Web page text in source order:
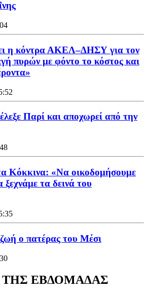
η κόντρα ΑΚΕΛ–ΔΗΣΥ για τον
πυρών με φόντο το κόστος και
Παρί και αποχωρεί από την
Κόκκινα: «Να οικοδομήσουμε
ξεχνάμε τα δεινά του
ο πατέρας του Μέσι
ΤΗΣ ΕΒΔΟΜΑΔΑΣ